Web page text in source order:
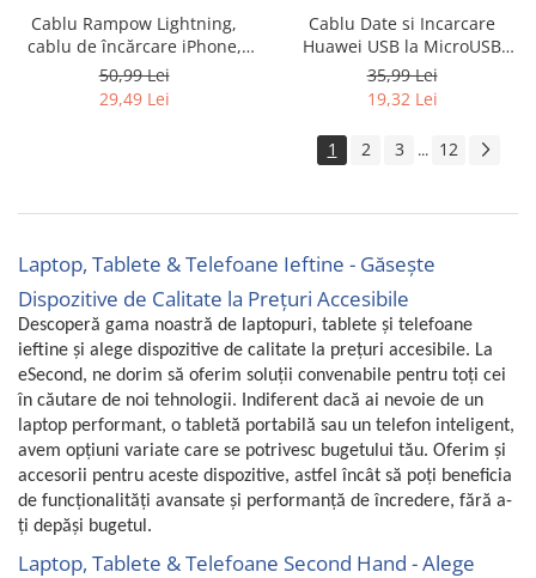
Cablu Rampow Lightning,
cablu de încărcare iPhone,
1m, alb - RESIGILAT
50,99 Lei
29,49 Lei
Cablu Date si Incarcare
Huawei USB la MicroUSB
CP70, 1 m, Alb 55030216 -
SECOND
35,99 Lei
19,32 Lei
1 2 3 ... 12
Laptop, Tablete & Telefoane Ieftine - Găsește
Dispozitive de Calitate la Prețuri Accesibile
Descoperă gama noastră de laptopuri, tablete și telefoane
ieftine și alege dispozitive de calitate la prețuri accesibile. La
eSecond, ne dorim să oferim soluții convenabile pentru toți cei
în căutare de noi tehnologii. Indiferent dacă ai nevoie de un
laptop performant, o tabletă portabilă sau un telefon inteligent,
avem opțiuni variate care se potrivesc bugetului tău. Oferim și
accesorii pentru aceste dispozitive, astfel încât să poți beneficia
de funcționalități avansate și performanță de încredere, fără a-
ți depăși bugetul.
Laptop, Tablete & Telefoane Second Hand - Alege